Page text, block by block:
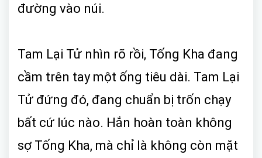
đường vào núi.
Tam Lại Tử nhìn rõ rồi, Tống Kha đang
cầm trên tay một ống tiêu dài. Tam Lại
Tử đứng đó, đang chuẩn bị trốn chạy
bất cứ lúc nào. Hắn hoàn toàn không
sợ Tống Kha, mà chỉ là không còn mặt